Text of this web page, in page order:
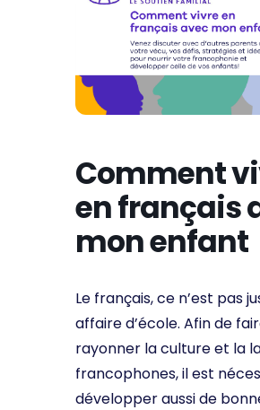
Comment
en français
mon enfant
Le français, ce n’est pas
affaire d’école. Afin de
rayonner la culture et la
francophones, il est
développer aussi de